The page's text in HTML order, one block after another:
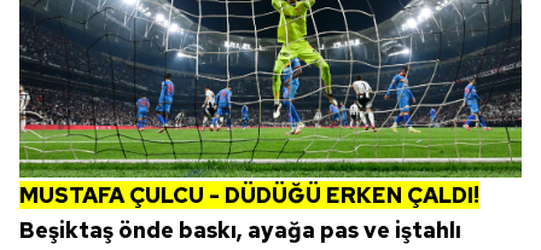
MUSTAFA ÇULCU - DÜDÜĞÜ ERKEN ÇALDI!
Beşiktaş önde baskı, ayağa pas ve iştahlı